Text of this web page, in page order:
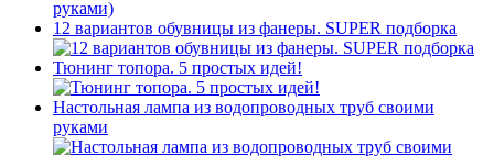
12 вариантов обувницы из фанеры. SUPER подборка
Тюнинг топора. 5 простых идей!
Настольная лампа из водопроводных труб своими
руками